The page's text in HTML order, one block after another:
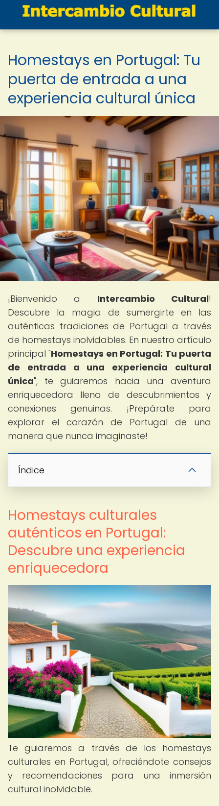
Homestays en Portugal: Tu
puerta de entrada a una
experiencia cultural única
¡Bienvenido a Intercambio Cultural!
Descubre la magia de sumergirte en las
auténticas tradiciones de Portugal a través
de homestays inolvidables. En nuestro artículo
principal "Homestays en Portugal: Tu puerta
de entrada a una experiencia cultural
única", te guiaremos hacia una aventura
enriquecedora llena de descubrimientos y
conexiones genuinas. ¡Prepárate para
explorar el corazón de Portugal de una
manera que nunca imaginaste!
Índice
Homestays culturales
auténticos en Portugal:
Descubre una experiencia
enriquecedora
Te guiaremos a través de los homestays
culturales en Portugal, ofreciéndote consejos
y recomendaciones para una inmersión
cultural inolvidable.